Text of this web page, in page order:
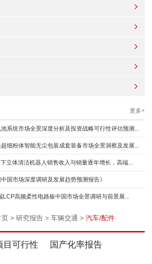
更多+
池系统市场全景深度分析及投资战略可行性评估预测...
超细粉体智能无尘包装成套装备市场全景洞察及发展...
下立体清洁机器人销售收入与销量逐年增长，高端...
中国市场深度调研及发展趋势预测报告》
LCP高频柔性电路板中国市场全景调研与前景展...
页 > 研究报告 > 车辆交通 > 汽车/配件
目可行性 国产化率报告